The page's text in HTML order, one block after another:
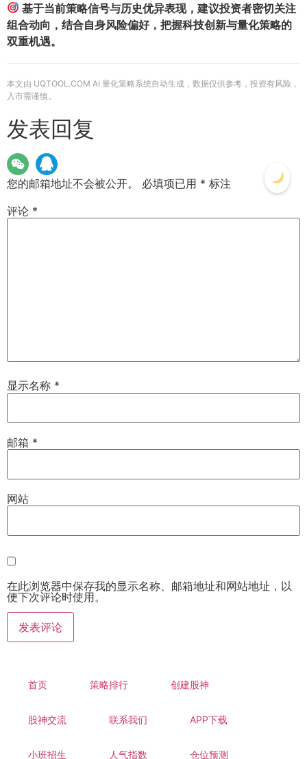
基于当前策略信号与历史优异表现，建议投资者密切关注
组合动向，结合自身风险偏好，把握科技创新与量化策略的
双重机遇。
本文由 UQTOOL.COM AI 量化策略系统自动生成，数据仅供参考，投资有风险，
入市需谨慎。
发表回复
您的邮箱地址不会被公开。 必填项已用 * 标注
评论 *
显示名称 *
邮箱 *
网站
在此浏览器中保存我的显示名称、邮箱地址和网站地址，以
便下次评论时使用。
首页 策略排行 创建股神
股神交流 联系我们 APP下载
小班招生 人气指数 仓位预测